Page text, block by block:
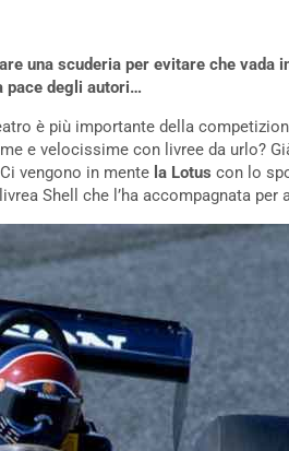
una scuderia per evitare che vada
pace degli autori…
è più importante della
e velocissime con livree da urlo?
vengono in mente la Lotus con lo
Shell che l’ha accompagnata per